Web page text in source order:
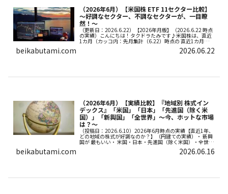
（2026年6月）【米国株 ETF 11セクター比較】
～好調なセクター、不調なセクターが、一目瞭
然！～
（更新日：2026.6.22）【2026年月版】（2026.6.22 時点
の実績）こんにちは！タクドラたみです♪米国株は、直近
1カ月（カッコ内：先月集計（6.22）時点の 直近1カ月）・
ダウ平均 ➡ ＋1.95％ （先月：＋2.87％）・S...
beikabutami.com 2026.06.22
（2026年6月）【実績比較】『地域別 株式イン
デックス』「米国」「日本」「先進国（除く米
国）」「新興国」「全世界」～今、ホットな市場
は？～
（投稿日：2026.6.10）2026年6月時点の実績【直近1年、
どの地域の株式が好調なのか？】（円建ての実績）・ 新興
国が 最もいい・ 米国・日本・先進国（除く米国）・全世
界、同じくらい（だからと言って 新興国への 全振りは 危
beikabutami.com 2026.06.16